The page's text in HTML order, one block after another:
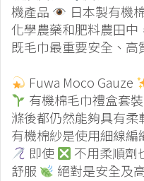
機產品
日本製有機
化學農藥和肥料農田中
既毛巾最重要安全、高
Fuwa Moco Gauze
有機棉毛巾禮盒套裝
滌後都仍然能夠具有柔
有機棉紗是使用細線編
即使
不用柔順劑
舒服
絕對是安全及